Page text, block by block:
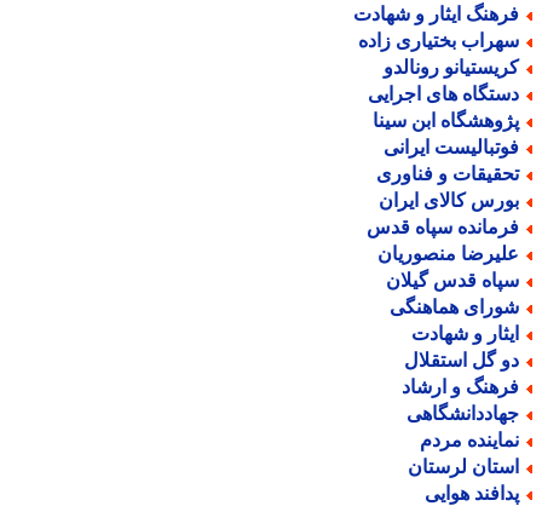
ایثار و شهادت
بختیاری زاده
رونالدو
های اجرایی
ابن سینا
ایرانی
و فناوری
کالای ایران
سپاه قدس
منصوریان
قدس گیلان
هماهنگی
و شهادت
گل استقلال
و ارشاد
مردم
لرستان
هوایی